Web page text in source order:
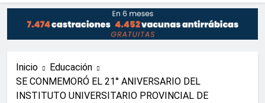
Inicio
Educación
SE CONMEMORÓ EL 21° ANIVERSARIO DEL
INSTITUTO UNIVERSITARIO PROVINCIAL DE